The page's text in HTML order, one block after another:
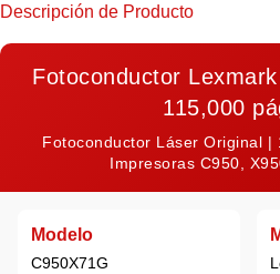
Descripción de Producto
Fotoconductor
115,000
Fotoconductor Láser Original |
Impresoras C950,
Modelo
C950X71G